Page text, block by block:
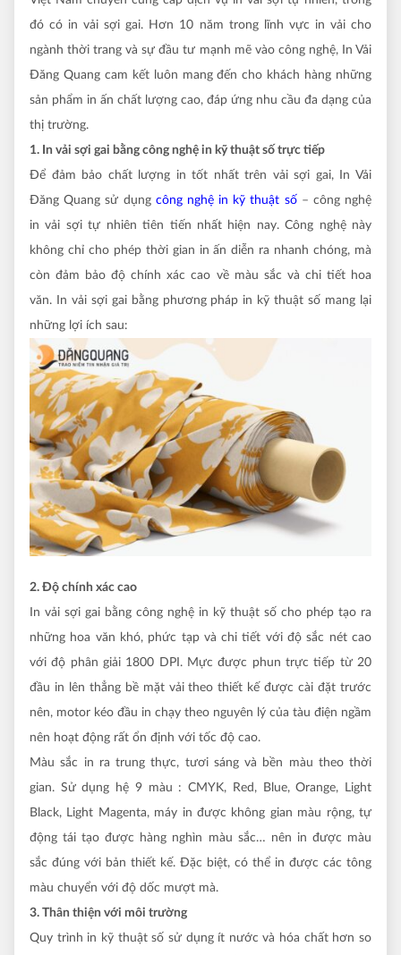
đó có in vải sợi gai. Hơn 10 năm trong lĩnh vực in vải cho
ngành thời trang và sự đầu tư mạnh mẽ vào công nghệ, In Vải
Đăng Quang cam kết luôn mang đến cho khách hàng những
sản phẩm in ấn chất lượng cao, đáp ứng nhu cầu đa dạng của
thị trường.
1. In vải sợi gai bằng công nghệ in kỹ thuật số trực tiếp
Để đảm bảo chất lượng in tốt nhất trên vải sợi gai, In Vải
Đăng Quang sử dụng công nghệ in kỹ thuật số– công nghệ
in vải sợi tự nhiên tiên tiến nhất hiện nay. Công nghệ này
không chỉ cho phép thời gian in ấn diễn ra nhanh chóng, mà
còn đảm bảo độ chính xác cao về màu sắc và chi tiết hoa
văn. In vải sợi gai bằng phương pháp in kỹ thuật số mang lại
những lợi ích sau:
2. Độ chính xác cao
In vải sợi gai bằng công nghệ in kỹ thuật số cho phép tạo ra
những hoa văn khó, phức tạp và chi tiết với độ sắc nét cao
với độ phân giải 1800 DPI. Mực được phun trực tiếp từ 20
đầu in lên thẳng bề mặt vải theo thiết kế được cài đặt trước
nên, motor kéo đầu in chạy theo nguyên lý của tàu điện ngầm
nên hoạt động rất ổn định với tốc độ cao.
Màu sắc in ra trung thực, tươi sáng và bền màu theo thời
gian. Sử dụng hệ 9 màu : CMYK, Red, Blue, Orange, Light
Black, Light Magenta, máy in được không gian màu rộng, tự
động tái tạo được hàng nghìn màu sắc… nên in được màu
sắc đúng với bản thiết kế. Đặc biệt, có thể in được các tông
màu chuyển với độ dốc mượt mà.
3. Thân thiện với môi trường
Quy trình in kỹ thuật số sử dụng ít nước và hóa chất hơn so